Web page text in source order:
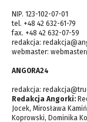
NIP. 123-102-07-01
tel. +48 42 632-61-79
fax. +48 42 632-07-59
redakcja:
webmaster:
ANGORA24
redakcja:
Redakcja Angorki:
Jocek, Mirosława
Koprowski, Dominika